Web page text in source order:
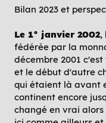
Bilan 2023 et
Le 1° janvier 2002,
fédérée par la
décembre 2001
et le début d'autre
qui étaient là avant
continent encore
changé en vrai